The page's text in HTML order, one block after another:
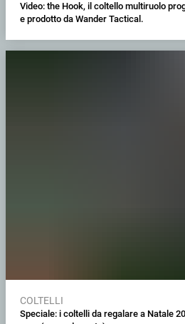
Video: the Hook, il coltello multiruolo
e prodotto da Wander Tactical.
COLTELLI
Speciale: i coltelli da regalare a Natale